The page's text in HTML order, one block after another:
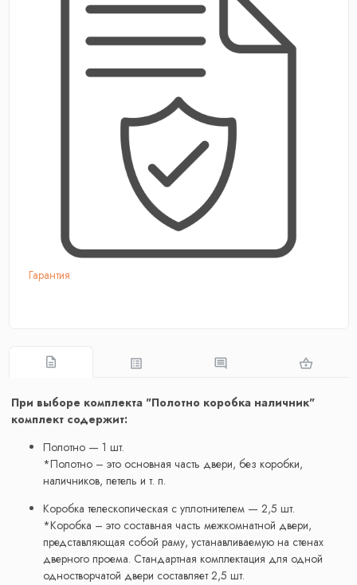
Гарантия
При выборе комплекта "Полотно коробка наличник"
комплект содержит:
Полотно — 1 шт.
*Полотно – это основная часть двери, без коробки,
наличников, петель и т. п.
Коробка телескопическая с уплотнителем — 2,5 шт.
*Коробка – это составная часть межкомнатной двери,
представляющая собой раму, устанавливаемую на стенах
дверного проема. Стандартная комплектация для одной
одностворчатой двери составляет 2,5 шт.